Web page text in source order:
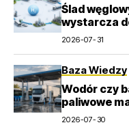
Ślad
wystarcza
2026-07-31
Baza Wiedzy
Wodór czy
paliwowe
transporcie
2026-07-30